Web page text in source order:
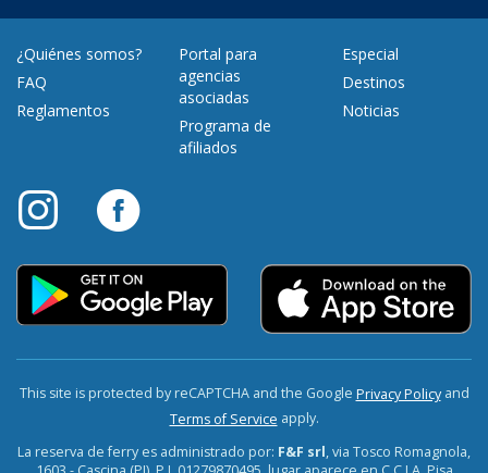
¿Quiénes somos?
FAQ
Reglamentos
Portal para
agencias
asociadas
Programa de
afiliados
Especial
Destinos
Noticias
This site is protected by reCAPTCHA and the Google Privacy Policyand
Terms of Service apply.
La reserva de ferry es administrado por: F&F srl, via Tosco Romagnola,